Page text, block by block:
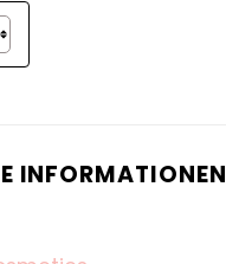
INFORMATIONEN